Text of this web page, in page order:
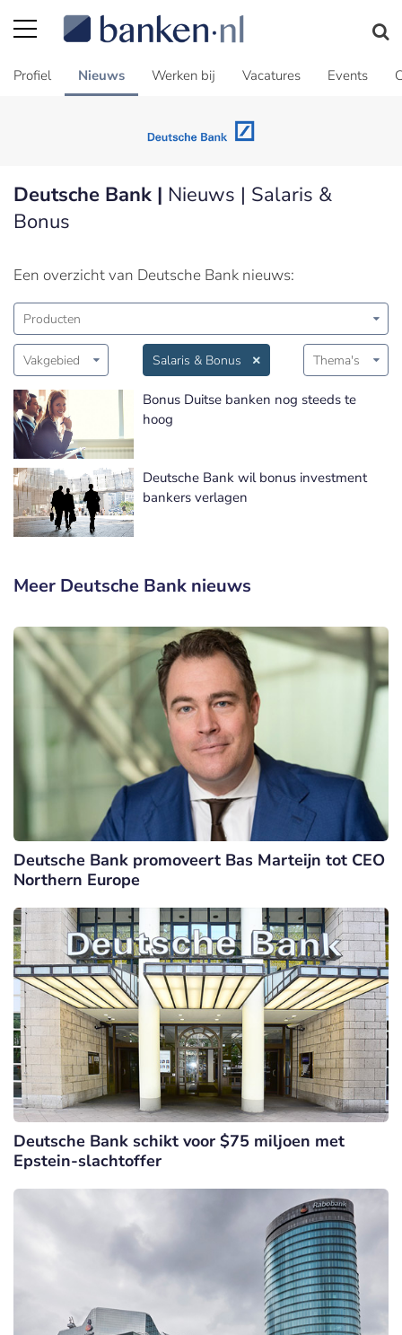
Profiel Nieuws Werken bij Vacatures Events
Deutsche Bank | Nieuws | Salaris &
Bonus
Een overzicht van Deutsche Bank nieuws:
Producten
Vakgebied Salaris & Bonus Thema's
Bonus Duitse banken nog steeds te
hoog
Deutsche Bank wil bonus investment
bankers verlagen
Meer Deutsche Bank nieuws
Deutsche Bank promoveert Bas Marteijn tot CEO
Northern Europe
Deutsche Bank schikt voor $75 miljoen met
Epstein-slachtoffer